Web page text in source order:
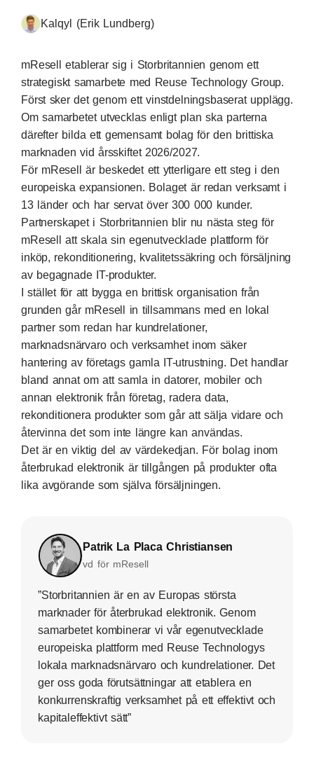
Kalqyl (Erik Lundberg)
mResell etablerar sig i Storbritannien genom ett
strategiskt samarbete med Reuse Technology Group.
Först sker det genom ett vinstdelningsbaserat upplägg.
Om samarbetet utvecklas enligt plan ska parterna
därefter bilda ett gemensamt bolag för den brittiska
marknaden vid årsskiftet 2026/2027.
För mResell är beskedet ett ytterligare ett steg i den
europeiska expansionen. Bolaget är redan verksamt i
13 länder och har servat över 300 000 kunder.
Partnerskapet i Storbritannien blir nu nästa steg för
mResell att skala sin egenutvecklade plattform för
inköp, rekonditionering, kvalitetssäkring och försäljning
av begagnade IT-produkter.
I stället för att bygga en brittisk organisation från
grunden går mResell in tillsammans med en lokal
partner som redan har kundrelationer,
marknadsnärvaro och verksamhet inom säker
hantering av företags gamla IT-utrustning. Det handlar
bland annat om att samla in datorer, mobiler och
annan elektronik från företag, radera data,
rekonditionera produkter som går att sälja vidare och
återvinna det som inte längre kan användas.
Det är en viktig del av värdekedjan. För bolag inom
återbrukad elektronik är tillgången på produkter ofta
lika avgörande som själva försäljningen.
Patrik La Placa Christiansen
vd för mResell
”Storbritannien är en av Europas största
marknader för återbrukad elektronik. Genom
samarbetet kombinerar vi vår egenutvecklade
europeiska plattform med Reuse Technologys
lokala marknadsnärvaro och kundrelationer. Det
ger oss goda förutsättningar att etablera en
konkurrenskraftig verksamhet på ett effektivt och
kapitaleffektivt sätt”